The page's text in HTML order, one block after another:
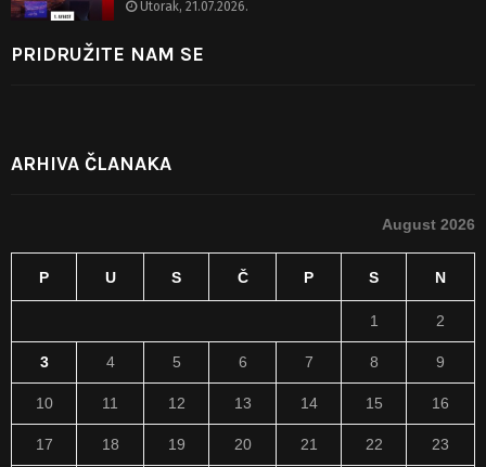
Utorak, 21.07.2026.
PRIDRUŽITE NAM SE
ARHIVA ČLANAKA
August 2026
P U S Č P S N
1 2
3 4 5 6 7 8 9
10 11 12 13 14 15 16
17 18 19 20 21 22 23